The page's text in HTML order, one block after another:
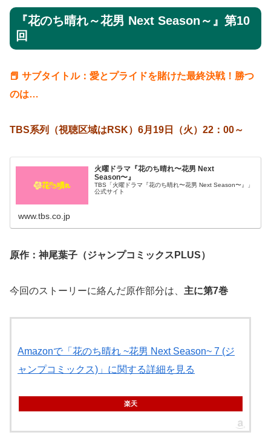
『花のち晴れ～花男 Next Season～』第10
回
📕 サブタイトル：愛とプライドを賭けた最終決戦！勝つ
のは…
TBS系列（視聴区域はRSK）6月19日（火）22：00～
火曜ドラマ『花のち晴れ〜花男 Next
Season〜』
TBS「火曜ドラマ『花のち晴れ〜花男 Next Season〜』」
公式サイト
www.tbs.co.jp
原作：神尾葉子（ジャンプコミックスPLUS）
今回のストーリーに絡んだ原作部分は、 主に第7巻
Amazonで「花のち晴れ ~花男 Next Season~ 7 (ジ
ャンプコミックス)」に関する詳細を見る
楽天